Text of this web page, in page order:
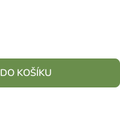
DO KOŠÍKU